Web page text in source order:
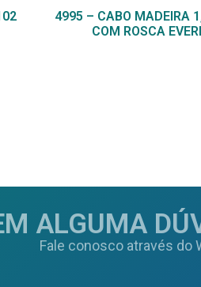
4995 – CABO MADEIRA
COM ROSCA
ALGUMA
Fale conosco através do